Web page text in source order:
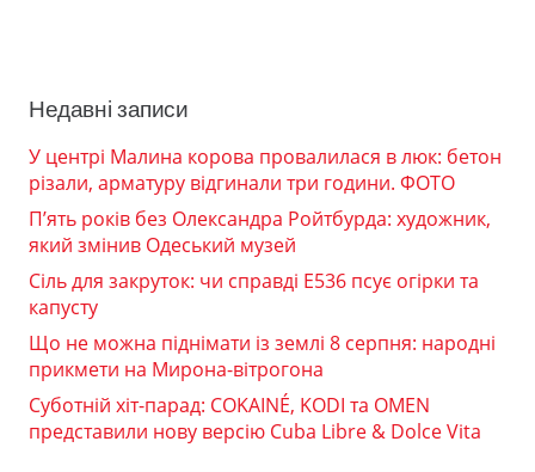
Недавні записи
У центрі Малина корова провалилася в люк: бетон
різали, арматуру відгинали три години. ФОТО
П’ять років без Олександра Ройтбурда: художник,
який змінив Одеський музей
Сіль для закруток: чи справді Е536 псує огірки та
капусту
Що не можна піднімати із землі 8 серпня: народні
прикмети на Мирона-вітрогона
Суботній хіт-парад: COKAINÉ, KODI та OMEN
представили нову версію Cuba Libre & Dolce Vita